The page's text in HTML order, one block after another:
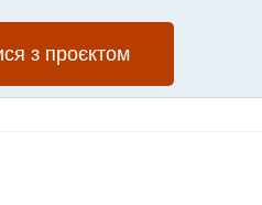
з проєктом